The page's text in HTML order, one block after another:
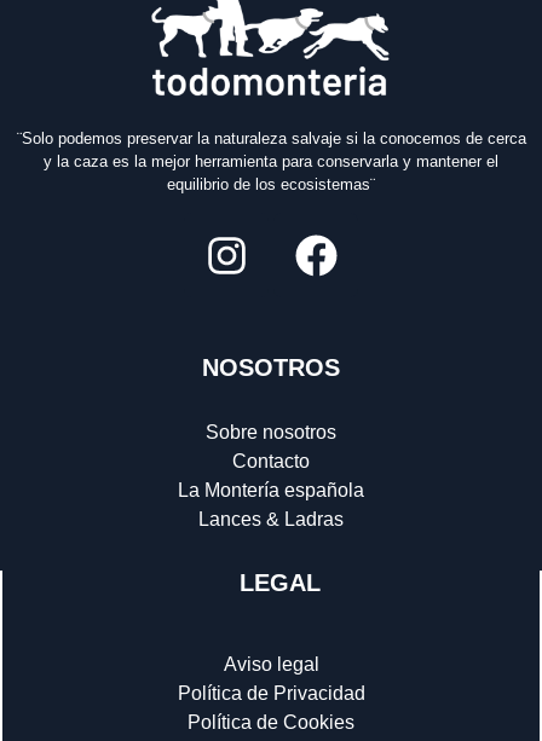
¨Solo podemos preservar la naturaleza salvaje si la conocemos de cerca
y la caza es la mejor herramienta para conservarla y mantener el
equilibrio de los ecosistemas¨
NOSOTROS
Sobre nosotros
Contacto
La Montería española
Lances & Ladras
LEGAL
Aviso legal
Política de Privacidad
Política de Cookies